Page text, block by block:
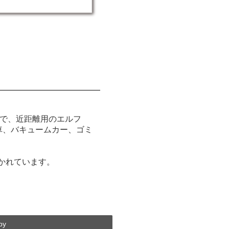
、近距離用のエルフ
バキュームカー、ゴミ
ています。